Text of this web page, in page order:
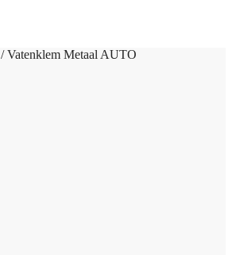
/Vatenklem Metaal AUTO